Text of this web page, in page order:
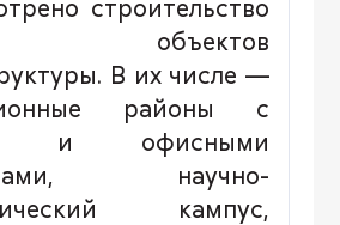
строительство
объектов
В их числе —
районы с
и офисными
научно-
кампус,